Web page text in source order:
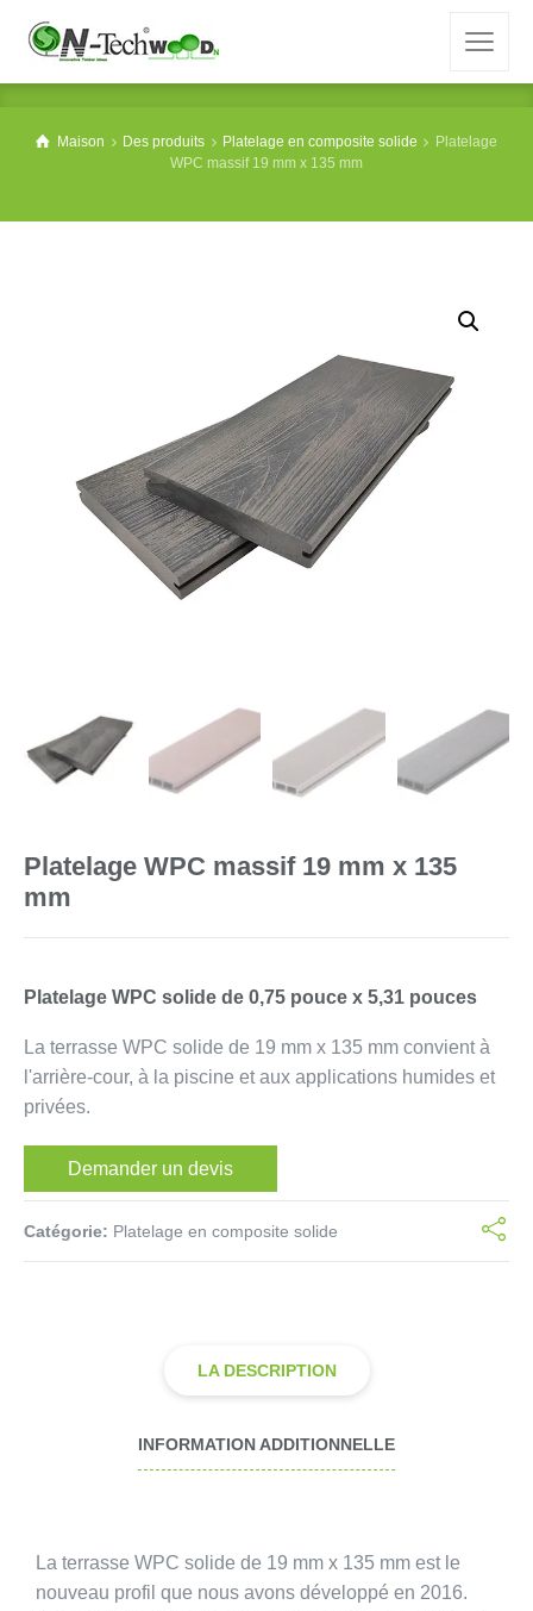
Maison Des produits Platelage en composite solide
Platelage
WPC massif 19 mm x 135 mm
Platelage WPC massif 19 mm x 135
mm
Platelage WPC solide de 0,75 pouce x 5,31 pouces
La terrasse WPC solide de 19 mm x 135 mm convient à
l'arrière-cour, à la piscine et aux applications humides et
privées.
Demander un devis
Catégorie: Platelage en composite solide
LA DESCRIPTION
INFORMATION ADDITIONNELLE
La terrasse WPC solide de 19 mm x 135 mm est le
nouveau profil que nous avons développé en 2016.